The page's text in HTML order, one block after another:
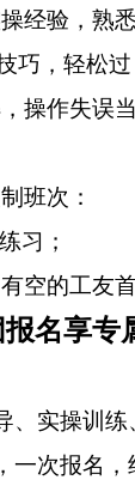
经验，熟
巧，轻松过
操作失
班次：
习；
空的工友首
名享专
、实操训
一次报名，